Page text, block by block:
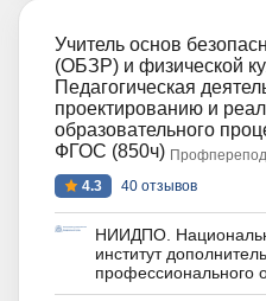
Учитель основ
(ОБЗР) и физической
Педагогическая
проектированию и
образовательного
ФГОС (850ч)
4.3
40 отзывов
НИИДПО.
институт
профессионального